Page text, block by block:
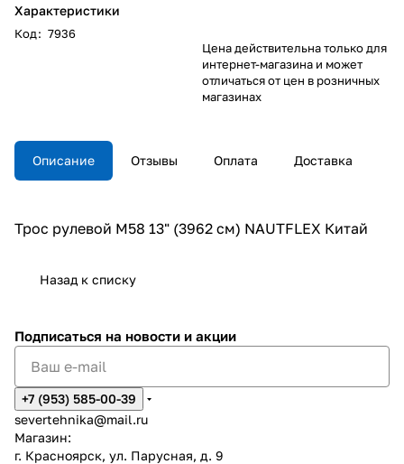
Характеристики
Код: 7936
Цена действительна только для
интернет-магазина и может
отличаться от цен в розничных
магазинах
Описание Отзывы Оплата Доставка
Трос рулевой М58 13" (3962 см) NAUTFLEX Китай
Назад к списку
Подписаться на новости и акции
+7 (953) 585-00-39
severtehnika@mail.ru
Магазин:
г. Красноярск, ул. Парусная, д. 9